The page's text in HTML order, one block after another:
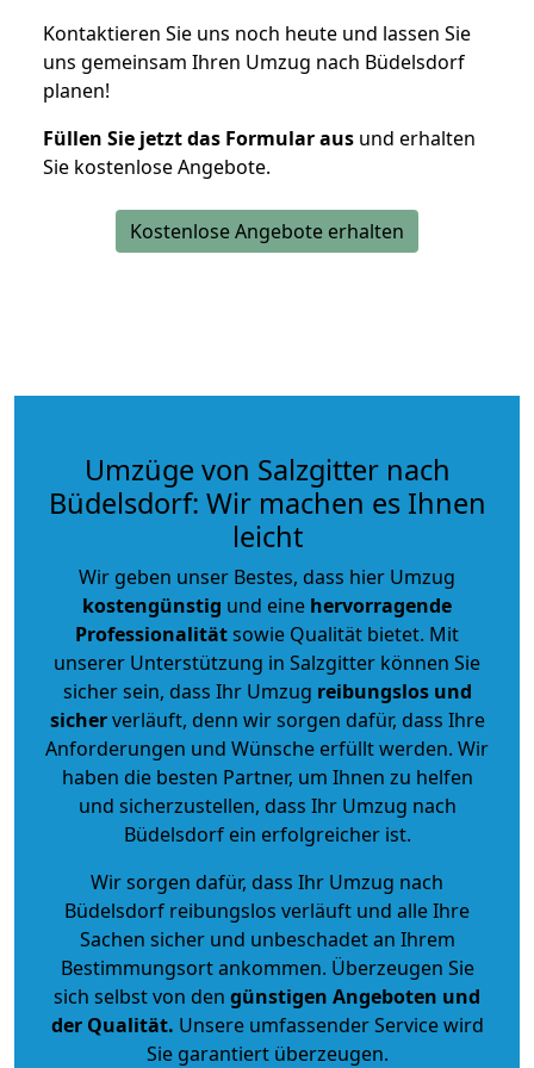
Kontaktieren Sie uns noch heute und lassen Sie
uns gemeinsam Ihren Umzug nach Büdelsdorf
planen!
Füllen Sie jetzt das Formular aus und erhalten
Sie kostenlose Angebote.
Kostenlose Angebote erhalten
Umzüge von Salzgitter nach
Büdelsdorf: Wir machen es Ihnen
leicht
Wir geben unser Bestes, dass hier Umzug
kostengünstig und eine hervorragende
Professionalitätsowie Qualität bietet. Mit
unserer Unterstützung in Salzgitter können Sie
sicher sein, dass Ihr Umzug reibungslos und
sicherverläuft, denn wir sorgen dafür, dass Ihre
Anforderungen und Wünsche erfüllt werden. Wir
haben die besten Partner, um Ihnen zu helfen
und sicherzustellen, dass Ihr Umzug nach
Büdelsdorf ein erfolgreicher ist.
Wir sorgen dafür, dass Ihr Umzug nach
Büdelsdorf reibungslos verläuft und alle Ihre
Sachen sicher und unbeschadet an Ihrem
Bestimmungsort ankommen. Überzeugen Sie
sich selbst von den günstigen Angeboten und
der Qualität. Unsere umfassender Service wird
Sie garantiert überzeugen.